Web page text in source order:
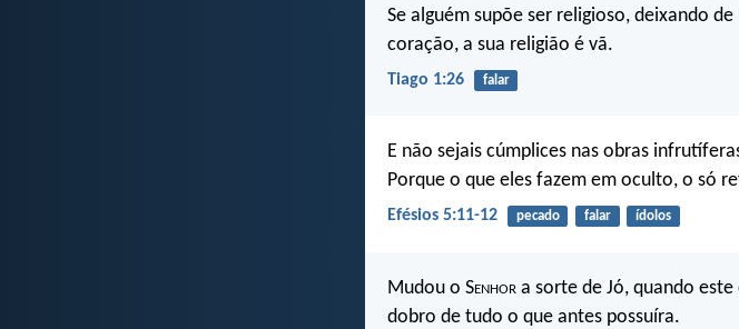
Se alguém supõe ser religioso, deixando
coração, a sua religião é vã.
Tiago 1:26 falar
E não sejais cúmplices nas obras
Porque o que eles fazem em oculto, o só
Efésios 5:11-12 pecado falar ídolos
Mudou o Senhor a sorte de Jó, quando
dobro de tudo o que antes possuíra.